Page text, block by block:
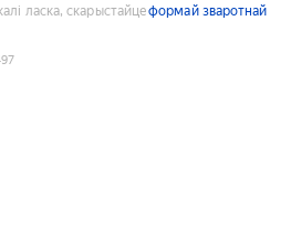
ласка, скарыстайцеформай зваротнай